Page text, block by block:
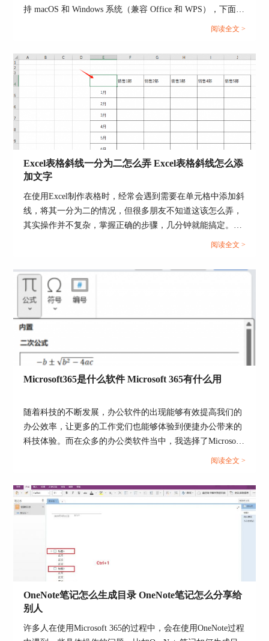
图3：阻止发件人
2、全部邮件丢失
如果是全部邮件都丢失，可能是由于outlook软件损
坏导致，可先备份邮件数据后，再重装outlook软
件。
具体的备份操作如下，以Microsoft 365版outlook为
例，依次单击文件-打开和导出-导入导出选项。
接着，在导入导出向导中，选择“导出到文件”。
持 macOS 和 Windows 系统（兼容 Office 和 WPS），下面给
阅读全文 >
Excel表格斜线一分为二怎么弄 Excel表格斜线怎么添
加文字
在使用Excel制作表格时，经常会遇到需要在单元格中添加斜
线，将其一分为二的情况，但很多朋友不知道这该怎么弄，
其实操作并不复杂，掌握正确的步骤，几分钟就能搞定。下
面就为大家详细介绍Excel表格斜线一分为二怎么弄，Excel
阅读全文 >
Microsoft365是什么软件 Microsoft 365有什么用
随着科技的不断发展，办公软件的出现能够有效提高我们的
办公效率，让更多的工作党们也能够体验到便捷办公带来的
科技体验。而在众多的办公类软件当中，我选择了Microsoft
365作为主力的办公生产软件。在专业办公软件的辅助之
Microsoft 365是什么软件，Microsoft 365有什么用的具体内
容。...
阅读全文 >
OneNote笔记怎么生成目录 OneNote笔记怎么分享给
别人
许多人在使用Microsoft 365的过程中，会在使用OneNote过程